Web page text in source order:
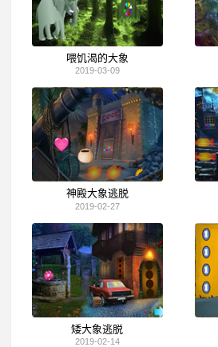
喂饥渴的大象
2019-03-09
神殿大象逃脱
2019-02-27
矮大象逃脱
2019-02-14